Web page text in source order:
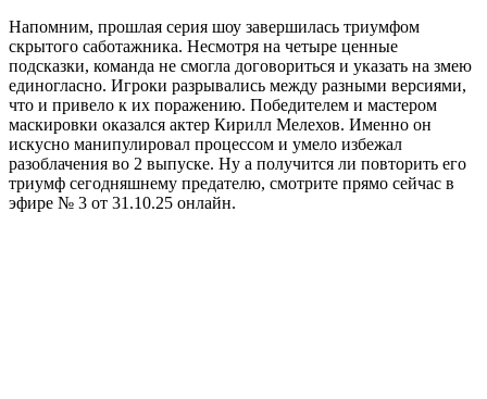
Напомним, прошлая серия шоу завершилась триумфом
скрытого саботажника. Несмотря на четыре ценные
подсказки, команда не смогла договориться и указать на змею
единогласно. Игроки разрывались между разными версиями,
что и привело к их поражению. Победителем и мастером
маскировки оказался актер Кирилл Мелехов. Именно он
искусно манипулировал процессом и умело избежал
разоблачения во 2 выпуске. Ну а получится ли повторить его
триумф сегодняшнему предателю, смотрите прямо сейчас в
эфире № 3 от 31.10.25 онлайн.